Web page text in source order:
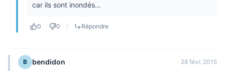
car ils sont inondés…
0 0 Répondre
B bendidon 28 févr. 2015